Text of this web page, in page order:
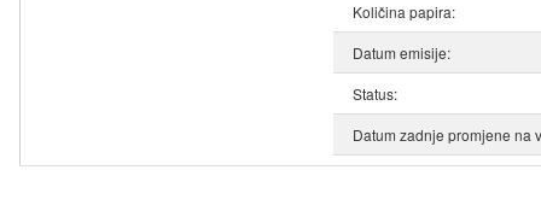
Količina papira:
Datum emisije:
Status:
Datum zadnje promjene na